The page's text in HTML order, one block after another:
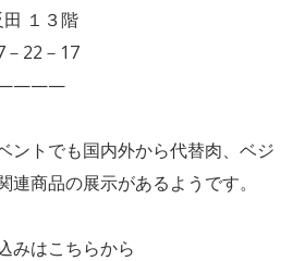
１３階
－22－17
ントでも国内外から代替肉、ベジ
連商品の展示があるようです。
みはこちらから